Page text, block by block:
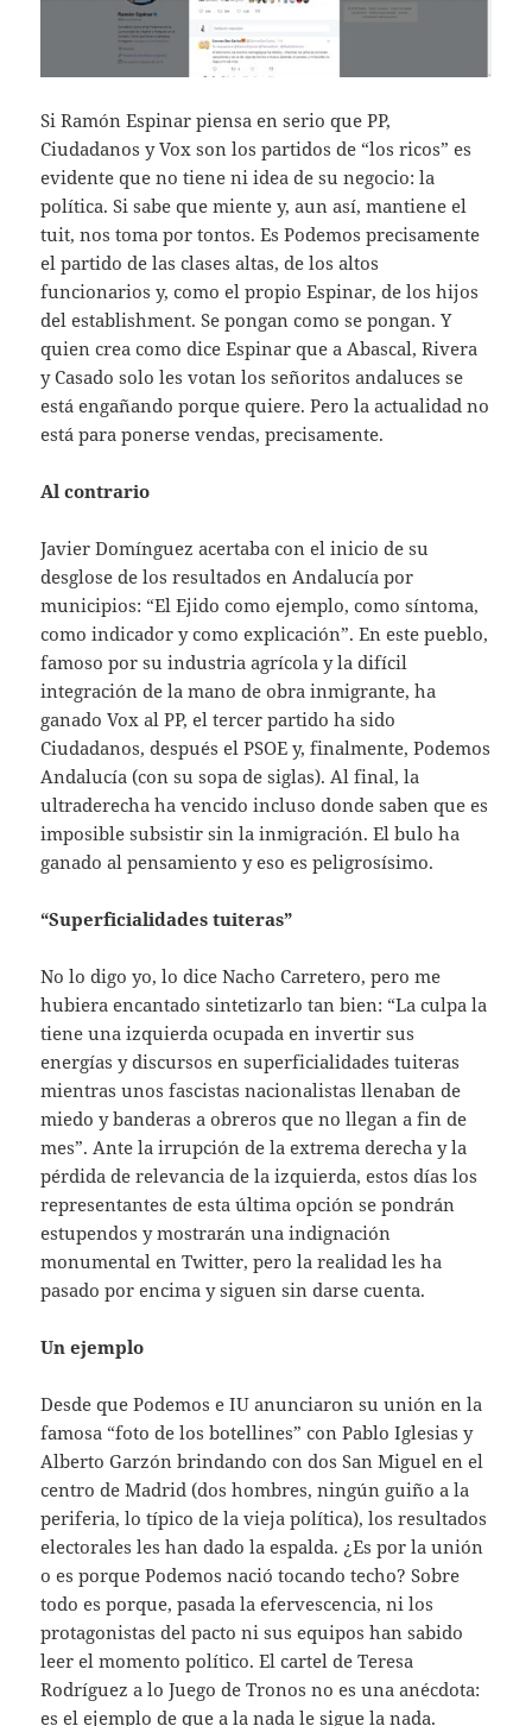
Si Ramón Espinar piensa en serio que PP,
Ciudadanos y Vox son los partidos de “los ricos” es
evidente que no tiene ni idea de su negocio: la
política. Si sabe que miente y, aun así, mantiene el
tuit, nos toma por tontos. Es Podemos precisamente
el partido de las clases altas, de los altos
funcionarios y, como el propio Espinar, de los hijos
del establishment. Se pongan como se pongan. Y
quien crea como dice Espinar que a Abascal, Rivera
y Casado solo les votan los señoritos andaluces se
está engañando porque quiere. Pero la actualidad no
está para ponerse vendas, precisamente.
Al contrario
Javier Domínguez acertaba con el inicio de su
desglose de los resultados en Andalucía por
municipios: “El Ejido como ejemplo, como síntoma,
como indicador y como explicación”. En este pueblo,
famoso por su industria agrícola y la difícil
integración de la mano de obra inmigrante, ha
ganado Vox al PP, el tercer partido ha sido
Ciudadanos, después el PSOE y, finalmente, Podemos
Andalucía (con su sopa de siglas). Al final, la
ultraderecha ha vencido incluso donde saben que es
imposible subsistir sin la inmigración. El bulo ha
ganado al pensamiento y eso es peligrosísimo.
“Superficialidades tuiteras”
No lo digo yo, lo dice Nacho Carretero, pero me
hubiera encantado sintetizarlo tan bien: “La culpa la
tiene una izquierda ocupada en invertir sus
energías y discursos en superficialidades tuiteras
mientras unos fascistas nacionalistas llenaban de
miedo y banderas a obreros que no llegan a fin de
mes”. Ante la irrupción de la extrema derecha y la
pérdida de relevancia de la izquierda, estos días los
representantes de esta última opción se pondrán
estupendos y mostrarán una indignación
monumental en Twitter, pero la realidad les ha
pasado por encima y siguen sin darse cuenta.
Un ejemplo
Desde que Podemos e IU anunciaron su unión en la
famosa “foto de los botellines” con Pablo Iglesias y
Alberto Garzón brindando con dos San Miguel en el
centro de Madrid (dos hombres, ningún guiño a la
periferia, lo típico de la vieja política), los resultados
electorales les han dado la espalda. ¿Es por la unión
o es porque Podemos nació tocando techo? Sobre
todo es porque, pasada la efervescencia, ni los
protagonistas del pacto ni sus equipos han sabido
leer el momento político. El cartel de Teresa
Rodríguez a lo Juego de Tronos no es una anécdota:
es el ejemplo de que a la nada le sigue la nada.